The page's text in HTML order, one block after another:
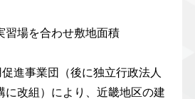
習場を合わせ敷地面積
進事業団（後に独立行政法人
に改組）により、近畿地区の建